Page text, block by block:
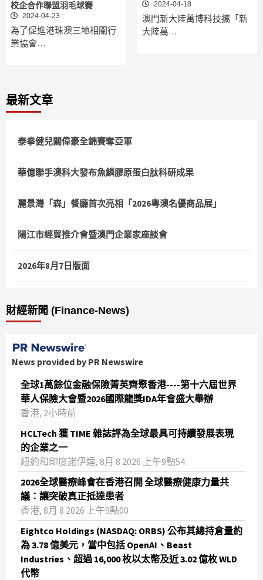
校企合作聯盟羽毛球賽
2024-04-23
為了促進港珠澳三地相關行
業協會…
2024-04-18
澳門新大陸萬博科技攜「新
大陸萬…
最新文章
泰拳健兒關偉豪全錦賽奪亞軍
華億聯手澳科大發布魚鱗膠原蛋白肽科研成果
麗景灣「森」餐廳首次亮相「2026粵澳名優商品展」
陽江市經貿推介會暨澳門企業家座談會
2026年8月7日版面
財經新聞 (Finance-News)
News provided by PR Newswire
全球1萬餘位金融保險菁英齊聚香港----第十六屆世界
華人保險大會暨2026國際龍獎IDA年會盛大舉辦
香港, 2小時前
HCLTech 獲 TIME 雜誌評為全球最具可持續發展表現
的企業之一
紐約和印度諾伊達, 8月 8 2026 上午9點54
2026全球醫療峰會在香港召開 全球醫療健康力量共
議：讓突破真正抵達患者
香港, 8月 8 2026 上午9點00
Eightco Holdings (NASDAQ: ORBS) 公布其總持倉量約
為 3.78 億美元，當中包括 OpenAI、Beast
Industries、超過 16,000 枚以太幣及近 3.02 億枚 WLD
代幣